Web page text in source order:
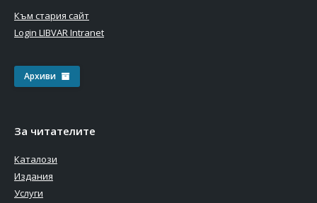
Към стария сайт
Login LIBVAR Intranet
Архиви
За читателите
Каталози
Издания
Услуги